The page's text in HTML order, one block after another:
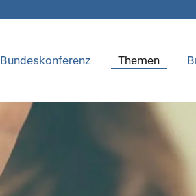
Bundeskonferenz Themen